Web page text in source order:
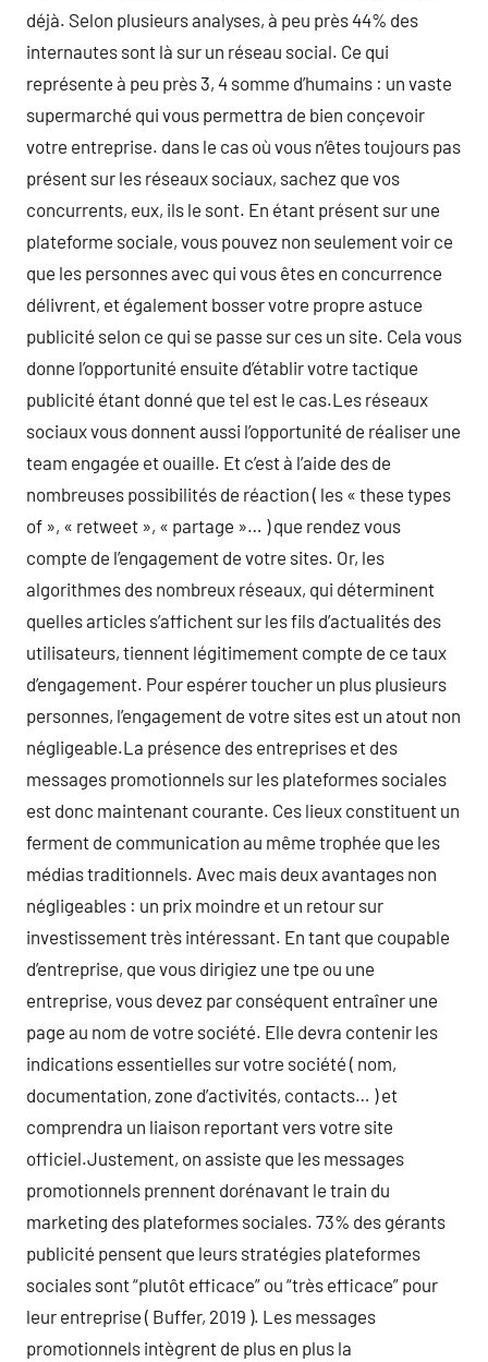
déjà. Selon plusieurs analyses, à peu près 44% des
internautes sont là sur un réseau social. Ce qui
représente à peu près 3, 4 somme d’humains : un vaste
supermarché qui vous permettra de bien conçevoir
votre entreprise. dans le cas où vous n’êtes toujours pas
présent sur les réseaux sociaux, sachez que vos
concurrents, eux, ils le sont. En étant présent sur une
plateforme sociale, vous pouvez non seulement voir ce
que les personnes avec qui vous êtes en concurrence
délivrent, et également bosser votre propre astuce
publicité selon ce qui se passe sur ces un site. Cela vous
donne l’opportunité ensuite d’établir votre tactique
publicité étant donné que tel est le cas.Les réseaux
sociaux vous donnent aussi l’opportunité de réaliser une
team engagée et ouaille. Et c’est à l’aide des de
nombreuses possibilités de réaction ( les « these types
of », « retweet », « partage »… ) que rendez vous
compte de l’engagement de votre sites. Or, les
algorithmes des nombreux réseaux, qui déterminent
quelles articles s’affichent sur les fils d’actualités des
utilisateurs, tiennent légitimement compte de ce taux
d’engagement. Pour espérer toucher un plus plusieurs
personnes, l’engagement de votre sites est un atout non
négligeable.La présence des entreprises et des
messages promotionnels sur les plateformes sociales
est donc maintenant courante. Ces lieux constituent un
ferment de communication au même trophée que les
médias traditionnels. Avec mais deux avantages non
négligeables : un prix moindre et un retour sur
investissement très intéressant. En tant que coupable
d’entreprise, que vous dirigiez une tpe ou une
entreprise, vous devez par conséquent entraîner une
page au nom de votre société. Elle devra contenir les
indications essentielles sur votre société ( nom,
documentation, zone d’activités, contacts… ) et
comprendra un liaison reportant vers votre site
officiel.Justement, on assiste que les messages
promotionnels prennent dorénavant le train du
marketing des plateformes sociales. 73% des gérants
publicité pensent que leurs stratégies plateformes
sociales sont “plutôt efficace” ou “très efficace” pour
leur entreprise ( Buffer, 2019 ). Les messages
promotionnels intègrent de plus en plus la